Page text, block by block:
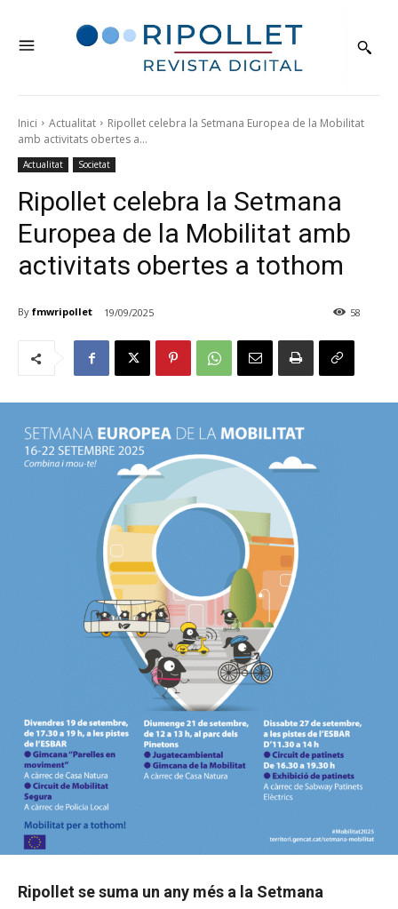
Inici Actualitat
Ripollet celebra la Setmana Europea de la Mobilitat
amb activitats obertes a...
Actualitat Societat
Ripollet celebra la Setmana
Europea de la Mobilitat amb
activitats obertes a tothom
By fmwripollet 19/09/2025 58
Ripollet se suma un any més a la Setmana